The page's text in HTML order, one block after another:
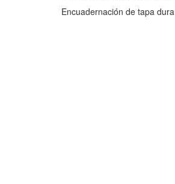
Encuadernación de tapa dura